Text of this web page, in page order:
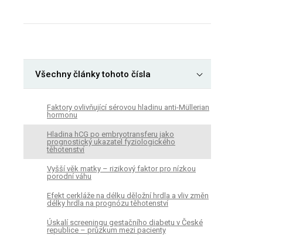
Všechny články tohoto čísla
Faktory ovlivňující sérovou hladinu anti-Müllerian
hormonu
Hladina hCG po embryotransferu jako
prognostický ukazatel fyziologického
těhotenství
Vyšší věk matky – rizikový faktor pro nízkou
porodní váhu
Efekt cerkláže na délku děložní hrdla a vliv změn
délky hrdla na prognózu těhotenství
Úskalí screeningu gestačního diabetu v České
republice – průzkum mezi pacienty